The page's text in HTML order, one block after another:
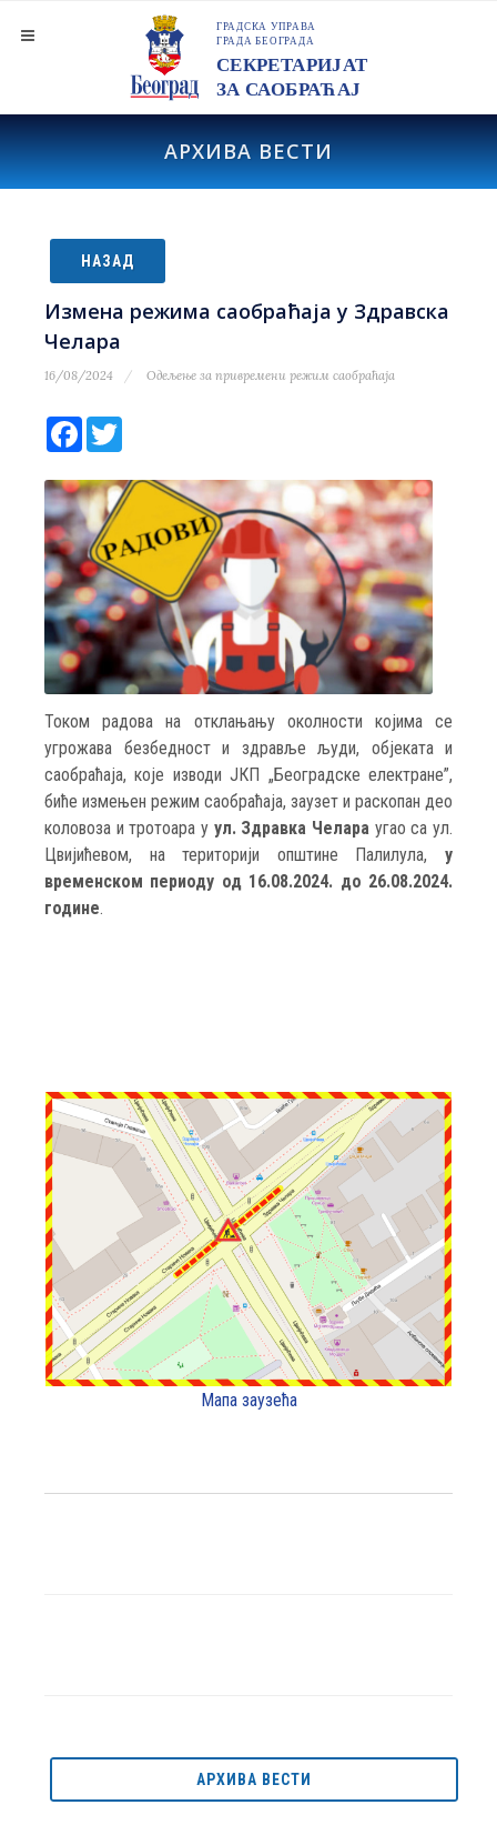
АРХИВА ВЕСТИ
НАЗАД
Измена режима саобраћаја у Здравска
Челара
16/08/2024 Одељење за привремени режим саобраћаја
Facebook
Током радова на отклањању околности којима се
угрожава безбедност и здравље људи, објеката и
саобраћаја, које изводи ЈКП „Београдске електране”,
биће измењен режим саобраћаја, заузет и раскопан део
коловоза и тротоара у ул. Здравка Челара угао са ул.
Цвијићевом, на територији општине Палилула, у
временском периоду од 16.08.2024. до 26.08.2024.
године.
Мапа заузећа
АРХИВА ВЕСТИ